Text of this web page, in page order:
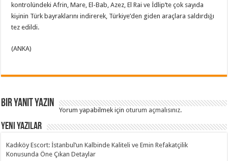
kontrolündeki Afrin, Mare, El-Bab, Azez, El Rai ve İdlip’te çok sayıda
kişinin Türk bayraklarını indirerek, Türkiye’den giden araçlara saldırdığı
tez edildi.
(ANKA)
Bir yanıt yazın
Yorum yapabilmek içinoturum açmalısınız.
Yeni Yazılar
Kadıköy Escort: İstanbul’un Kalbinde Kaliteli ve Emin Refakatçilik
Konusunda Öne Çıkan Detaylar